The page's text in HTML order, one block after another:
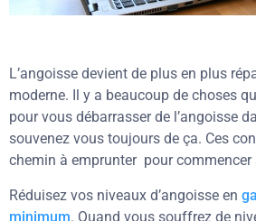
L’angoisse devient de plus en plus
moderne. Il y a beaucoup de choses
pour vous débarrasser de l’angoisse
souvenez vous toujours de ça. Ces
chemin à emprunter pour commencer
Réduisez vos niveaux d’angoisse en
minimum. Quand vous souffrez de